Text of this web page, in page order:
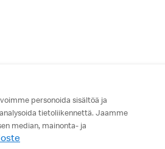
personoida sisältöä ja
tietoliikennettä. Jaamme
median, mainonta- ja